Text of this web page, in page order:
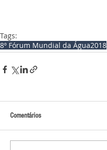
Tags:
8º Fórum Mundial da Água2018
Comentários